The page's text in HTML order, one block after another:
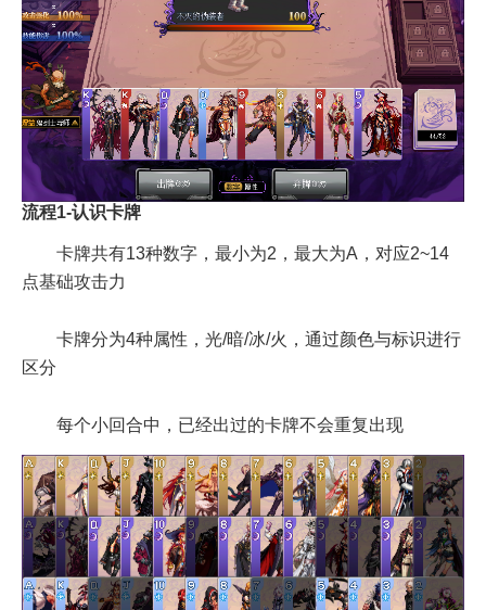
流程1-认识卡牌
卡牌共有13种数字，最小为2，最大为A，对应2~14
点基础攻击力
卡牌分为4种属性，光/暗/冰/火，通过颜色与标识进行
区分
每个小回合中，已经出过的卡牌不会重复出现